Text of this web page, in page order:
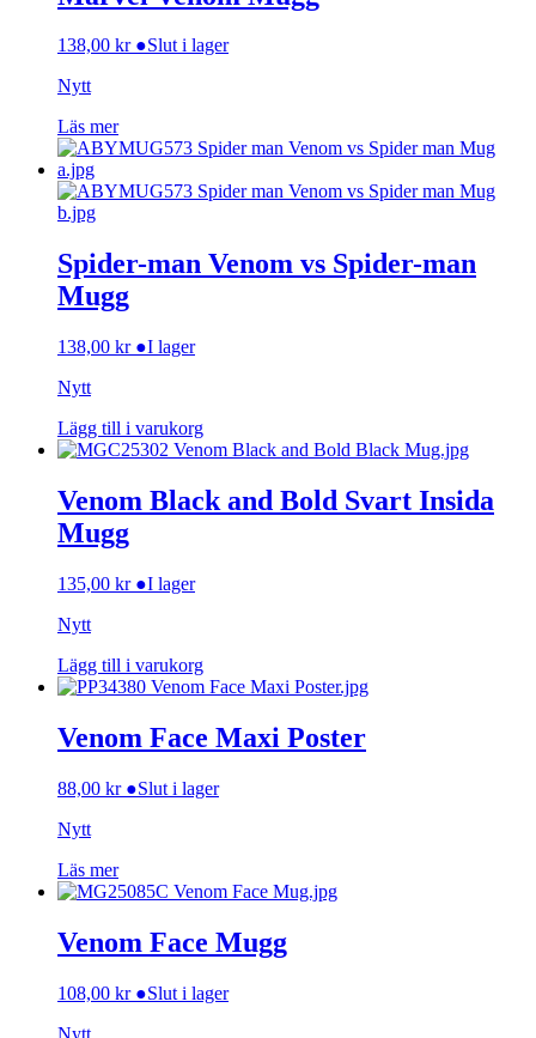
138,00 kr ●Slut i lager
Nytt
Läs mer
Spider-man Venom vs Spider-man
Mugg
138,00 kr ●I lager
Nytt
Lägg till i varukorg
Venom Black and Bold Svart Insida
Mugg
135,00 kr ●I lager
Nytt
Lägg till i varukorg
Venom Face Maxi Poster
88,00 kr ●Slut i lager
Nytt
Läs mer
Venom Face Mugg
108,00 kr ●Slut i lager
Nytt